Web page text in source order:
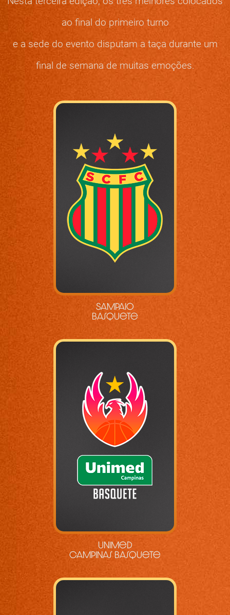
ao final do primeiro turno
e a sede do evento disputam a taça durante um
final de semana de muitas emoções.
Sampaio
Basquete
Unimed
Campinas Basquete